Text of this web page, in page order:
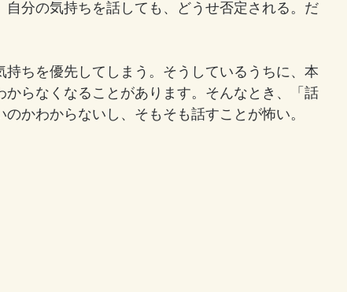
自分の気持ちを話しても、どうせ否定される。だ
ちを優先してしまう。そうしているうちに、本
らなくなることがあります。そんなとき、「話
かわからないし、そもそも話すことが怖い。